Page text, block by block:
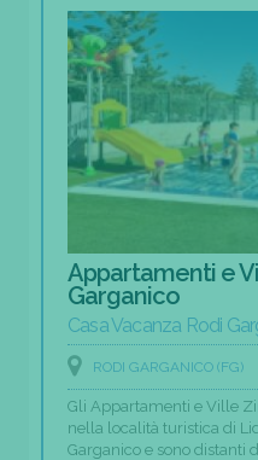
Appartamenti e
Garganico
Casa Vacanza Rodi
RODI GARGANICO (FG)
Gli Appartamenti e Ville
nella località turistica di
Garganico e sono distanti